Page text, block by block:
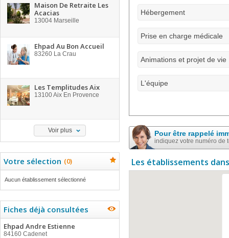
Maison De Retraite Les
Acacias
13004 Marseille
Ehpad Au Bon Accueil
83260 La Crau
Les Templitudes Aix
13100Aix En Provence
Voir plus
Votre sélection (0)
Aucun établissement sélectionné
Fiches déjà consultées
Ehpad Andre Estienne
84160 Cadenet
Hébergement
Prise en charge médicale
Animations et projet de vie
L'équipe
Pour être rappelé
indiquez votre numéro de
Les établissements